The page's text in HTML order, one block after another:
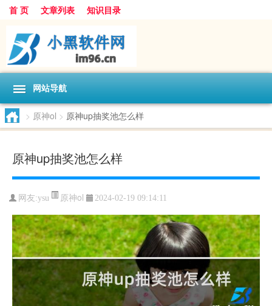
首 页 文章列表 知识目录
网站导航
> 原神ol > 原神up抽奖池怎么样
原神up抽奖池怎么样
网友:ysu 原神ol 2024-02-19 09:14:11